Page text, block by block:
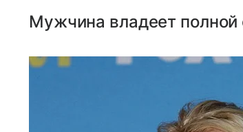
Мужчина владеет полной